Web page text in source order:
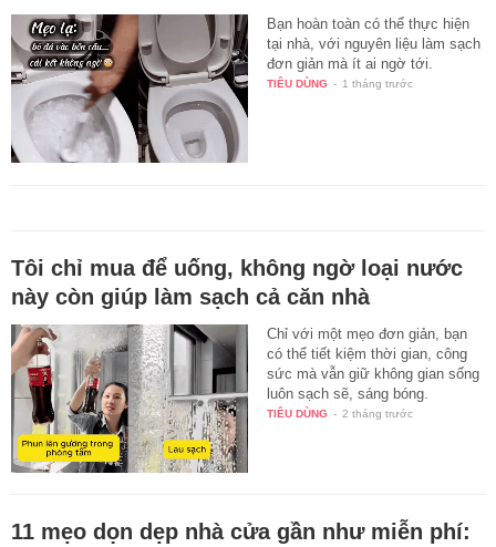
Bạn hoàn toàn có thể thực hiện
tại nhà, với nguyên liệu làm sạch
đơn giản mà ít ai ngờ tới.
TIÊU DÙNG - 1 tháng trước
Tôi chỉ mua để uống, không ngờ loại nước
này còn giúp làm sạch cả căn nhà
Chỉ với một mẹo đơn giản, bạn
có thể tiết kiệm thời gian, công
sức mà vẫn giữ không gian sống
luôn sạch sẽ, sáng bóng.
TIÊU DÙNG - 2 tháng trước
11 mẹo dọn dẹp nhà cửa gần như miễn phí: